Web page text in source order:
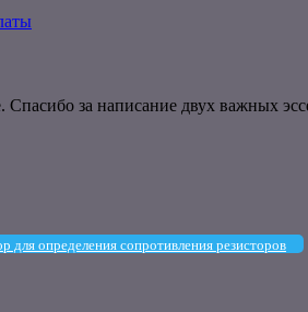
за написание двух важных
для определения сопротивления резисторов